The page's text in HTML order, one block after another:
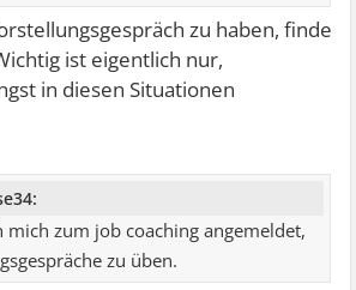
zu haben, finde
ist eigentlich nur,
in diesen Situationen
mich zum job coaching angemeldet,
zu üben.